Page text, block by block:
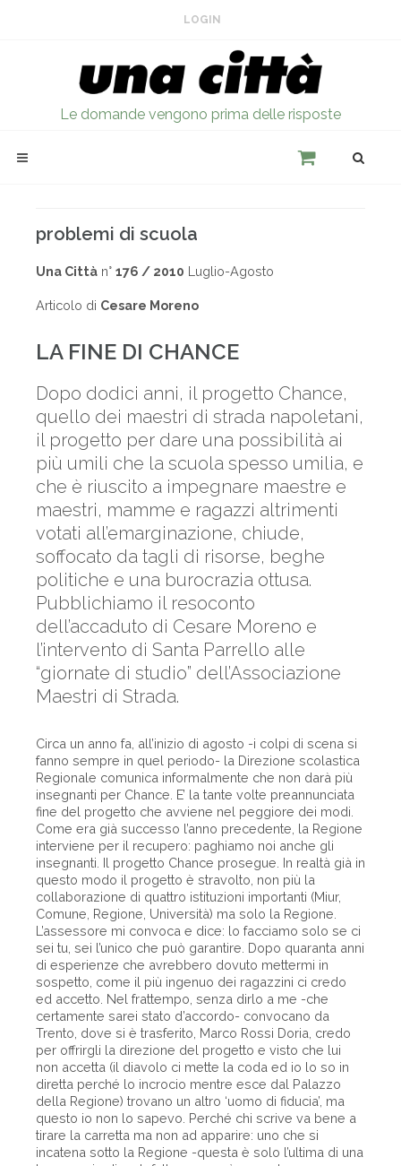
LOGIN
Le domande vengono prima delle risposte
problemi di scuola
Una Città n° 176 / 2010 Luglio-Agosto
Articolo di Cesare Moreno
LA FINE DI CHANCE
Dopo dodici anni, il progetto Chance,
quello dei maestri di strada napoletani,
il progetto per dare una possibilità ai
più umili che la scuola spesso umilia, e
che è riuscito a impegnare maestre e
maestri, mamme e ragazzi altrimenti
votati all’emarginazione, chiude,
soffocato da tagli di risorse, beghe
politiche e una burocrazia ottusa.
Pubblichiamo il resoconto
dell’accaduto di Cesare Moreno e
l’intervento di Santa Parrello alle
“giornate di studio” dell’Associazione
Maestri di Strada.
Circa un anno fa, all’inizio di agosto -i colpi di scena si
fanno sempre in quel periodo- la Direzione scolastica
Regionale comunica informalmente che non darà più
insegnanti per Chance. E’ la tante volte preannunciata
fine del progetto che avviene nel peggiore dei modi.
Come era già successo l’anno precedente, la Regione
interviene per il recupero: paghiamo noi anche gli
insegnanti. Il progetto Chance prosegue. In realtà già in
questo modo il progetto è stravolto, non più la
collaborazione di quattro istituzioni importanti (Miur,
Comune, Regione, Università) ma solo la Regione.
L’assessore mi convoca e dice: lo facciamo solo se ci
sei tu, sei l’unico che può garantire. Dopo quaranta anni
di esperienze che avrebbero dovuto mettermi in
sospetto, come il più ingenuo dei ragazzini ci credo
ed accetto. Nel frattempo, senza dirlo a me -che
certamente sarei stato d’accordo- convocano da
Trento, dove si è trasferito, Marco Rossi Doria, credo
per offrirgli la direzione del progetto e visto che lui
non accetta (il diavolo ci mette la coda ed io lo so in
diretta perché lo incrocio mentre esce dal Palazzo
della Regione) trovano un altro ‘uomo di fiducia’, ma
questo io non lo sapevo. Perché chi scrive va bene a
tirare la carretta ma non ad apparire: uno che si
incatena sotto la Regione -questa è solo l’ultima di una